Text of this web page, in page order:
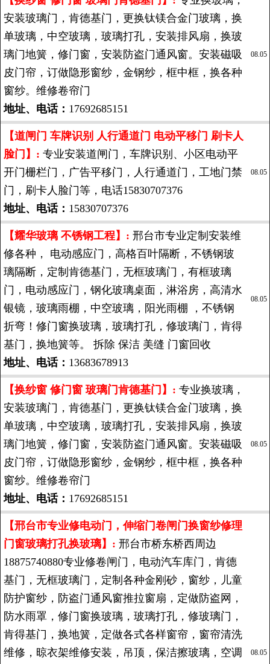
安装玻璃门，肯德基门，更换钛镁合金门玻璃，换
单玻璃，中空玻璃，玻璃打孔，安装排风扇，换玻
璃门地簧，修门窗，安装防盗门通风窗。安装磁吸
皮门帘，订做隐形窗纱，金钢纱，框中框，换各种
窗纱。维修卷帘门
地址、电话： 17692685151
08.05
【道闸门 车牌识别 人行通道门 电动平移门 刷卡人
脸门】: 专业安装道闸门，车牌识别、小区电动平
开门栅栏门，广告平移门，人行通道门，工地门禁
门，刷卡人脸门等，电话15830707376
地址、电话： 15830707376
08.05
【耀华玻璃 不锈钢工程】: 邢台市专业定制安装维
修各种， 电动感应门，高格百叶隔断，不锈钢玻
璃隔断，定制肯德基门，无框玻璃门，有框玻璃
门，电动感应门，钢化玻璃桌面，淋浴房，高清水
银镜，玻璃雨棚，中空玻璃，阳光雨棚 ，不锈钢
折弯！修门窗换玻璃，玻璃打孔，修玻璃门，肯得
基门，换地簧等。 拆除 保洁 美缝 门窗回收
地址、电话： 13683678913
08.05
【换纱窗 修门窗 玻璃门肯德基门】: 专业换玻璃，
安装玻璃门，肯德基门，更换钛镁合金门玻璃，换
单玻璃，中空玻璃，玻璃打孔，安装排风扇，换玻
璃门地簧，修门窗，安装防盗门通风窗。安装磁吸
皮门帘，订做隐形窗纱，金钢纱，框中框，换各种
窗纱。维修卷帘门
地址、电话： 17692685151
08.05
【邢台市专业修电动门，伸缩门卷闸门换窗纱修理
门窗玻璃打孔换玻璃】: 邢台市桥东桥西周边
18875740880专业修卷闸门，电动汽车库门，肯德
基门，无框玻璃门，定制各种金刚砂，窗纱，儿童
防护窗纱，防盗门通风窗推拉窗扇，定做防盗网，
防水雨罩，修门窗换玻璃，玻璃打孔，修玻璃门，
肯得基门，换地簧，定做各式各样窗帘，窗帘清洗
维修，晾衣架维修安装，吊顶，保洁擦玻璃，空调
08.05